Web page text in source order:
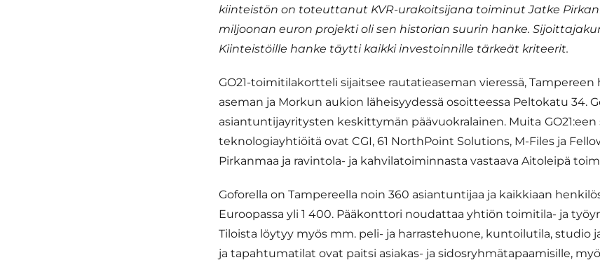
kiinteistön on toteuttanut KVR-urakoitsijana toiminut Jatke
miljoonan euron projekti oli sen historian suurin hanke.
Kiinteistöille hanke täytti kaikki investoinnille tärkeät kriteerit.
GO21-toimitilakortteli sijaitsee rautatieaseman vieressä, Tampereen
aseman ja Morkun aukion läheisyydessä osoitteessa Peltokatu 34.
asiantuntijayritysten keskittymän päävuokralainen. Muita
teknologiayhtiöitä ovat CGI, 61 NorthPoint Solutions, M-Files ja
Pirkanmaa ja ravintola- ja kahvilatoiminnasta vastaava Aitoleipä
Goforella on Tampereella noin 360 asiantuntijaa ja kaikkiaan
Euroopassa yli 1 400. Pääkonttori noudattaa yhtiön toimitila- ja
Tiloista löytyy myös mm. peli- ja harrastehuone, kuntoilutila, studio
ja tapahtumatilat ovat paitsi asiakas- ja sidosryhmätapaamisille,